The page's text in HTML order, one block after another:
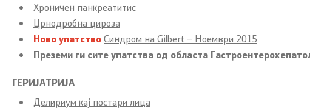
Хроничен панкреатитис
Црнодробна цироза
Ново упатствоСиндром на Gilbert – Ноември 2015
Преземи ги сите упатства од областa
ГЕРИЈАТРИЈА
Делириум кај постари лица